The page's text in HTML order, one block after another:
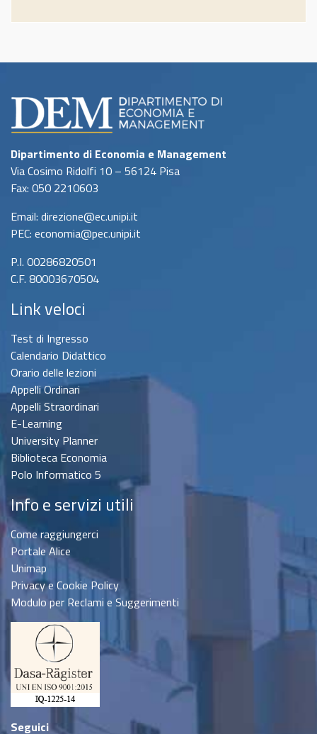
Voto in
trentesimi
Punteggio
inferiore a 18
prova finale non superata
18
1
21-22
25-26
29-30
30 e lode
Dipartimento di Economia e Management
Via Cosimo Ridolfi 10 – 56124 Pisa
Fax: 050 2210603
Email: direzione@ec.unipi.it
PEC: economia@pec.unipi.it
P.I. 00286820501
C.F. 80003670504
Link veloci
Test di Ingresso
Calendario Didattico
Orario delle lezioni
Appelli Ordinari
Appelli Straordinari
E-Learning
University Planner
Biblioteca Economia
Polo Informatico 5
Info e servizi utili
Come raggiungerci
Portale Alice
Unimap
Privacy e Cookie Policy
Modulo per Reclami e Suggerimenti
Seguici